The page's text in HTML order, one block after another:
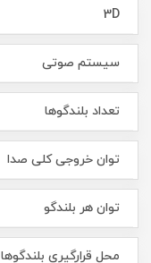
3D
سیستم صوتی
تعداد بلندگوها
توان خروجی کلی صدا
توان هر بلندگو
محل قرارگیری بلندگوها